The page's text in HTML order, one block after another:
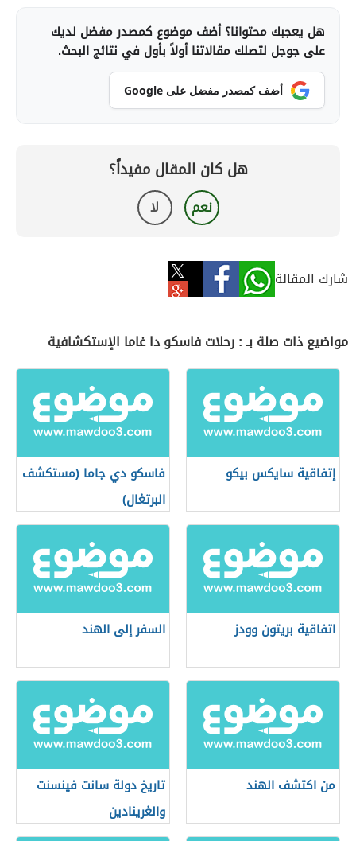
هل يعجبك محتوانا؟ أضف موضوع كمصدر مفضل لديك
على جوجل لتصلك مقالاتنا أولاً بأول في نتائج البحث.
أضف كمصدر مفضل على Google
هل كان المقال مفيداً؟
نعم لا
شارك المقالة
مواضيع ذات صلة بـ : رحلات فاسكو دا غاما الإستكشافية
إتفاقية سايكس بيكو
فاسكو دي جاما (مستكشف
البرتغال)
اتفاقية بريتون وودز السفر إلى الهند
من اكتشف الهند
تاريخ دولة سانت فينسنت
والغرينادين